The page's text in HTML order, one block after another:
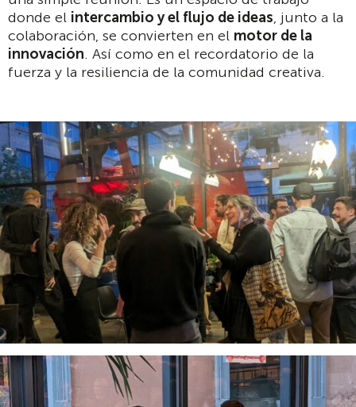
donde el intercambio y el flujo de ideas, junto a la
colaboración, se convierten en el motor de la
innovación. Así como en el recordatorio de la
fuerza y la resiliencia de la comunidad creativa.